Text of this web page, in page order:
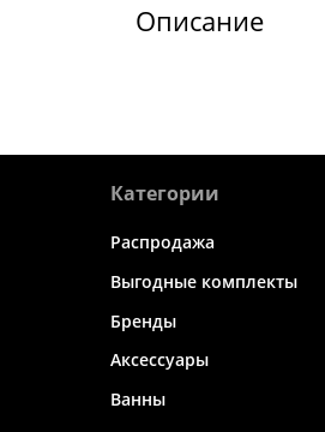
Описание
Категории
Распродажа
Выгодные комплекты
Бренды
Аксессуары
Ванны